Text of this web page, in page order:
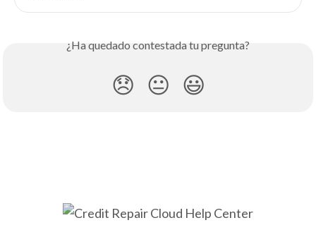
¿Ha quedado contestada tu pregunta?
😞 😐 😃